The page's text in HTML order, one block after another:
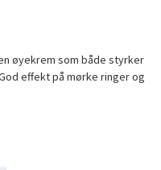
øyekrem som både styrker
effekt på mørke ringer og